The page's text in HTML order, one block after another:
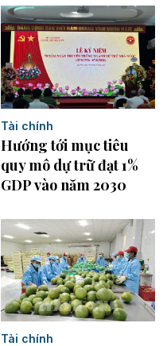
Tài chính
Hướng tới mục tiêu
quy mô dự trữ đạt 1%
GDP vào năm 2030
Tài chính